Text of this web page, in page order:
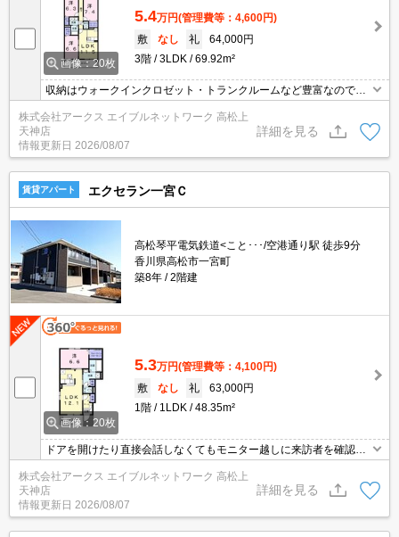
画像：20枚
5.4万円(管理費等：4,600円)
敷
なし 礼
64,000円
3階
3LDK 69.92m²
収納はウォークインクロゼット・トランクルームなど豊富なので、
広々と空間を利用することも可能です。セキュリティ面は、TVイン
ターホン・オートロックなどを備え付けているので安心して暮らせ
ます。室内設備は洗面所独立・浴室乾燥機など豊富に揃っており、
過ごしやすいお部屋になっております。ゆったりとした3LDKの物
件です。
株式会社アークス エイブルネットワーク 高松上
天神店
情報更新日 2026/08/07
詳細を見る
賃貸アパート エクセラン一宮Ｃ
高松琴平電気鉄道<こと･･･/空港通り駅 徒歩9分
香川県高松市一宮町
築8年
2階建
画像：20枚
5.3万円(管理費等：4,100円)
敷
なし 礼
63,000円
1階
1LDK 48.35m²
ドアを開けたり直接会話しなくてもモニター越しに来訪者を確認で
きるモニター付きインターホンがあります。収納はウォークインク
ロゼット・床下収納など豊富なので、広々と空間を利用することも
可能です。室内設備は洗面所独立・浴室乾燥機などが揃っており、
とても充実しています。バルコニー付きのアパートでおすすめで
す。
株式会社アークス エイブルネットワーク 高松上
天神店
情報更新日 2026/08/07
詳細を見る